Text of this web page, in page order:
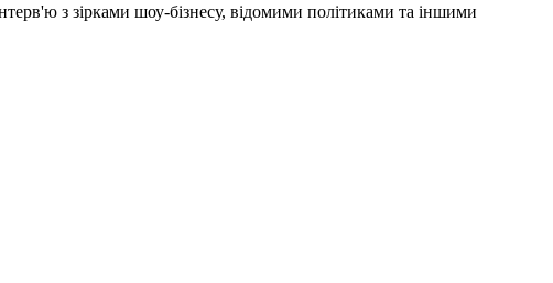
з зірками шоу-бізнесу, відомими політиками та іншими